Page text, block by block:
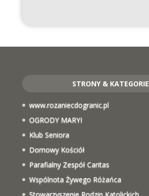
STRONY & KATEGORIE
www.rozaniecdogranic.pl
OGRODY MARYI
Klub Seniora
Domowy Kościół
Parafialny Zespół Caritas
Wspólnota Żywego Różańca